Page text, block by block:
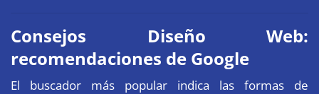
Consejos Diseño Web:
recomendaciones de Google
El buscador más popular indica las formas de